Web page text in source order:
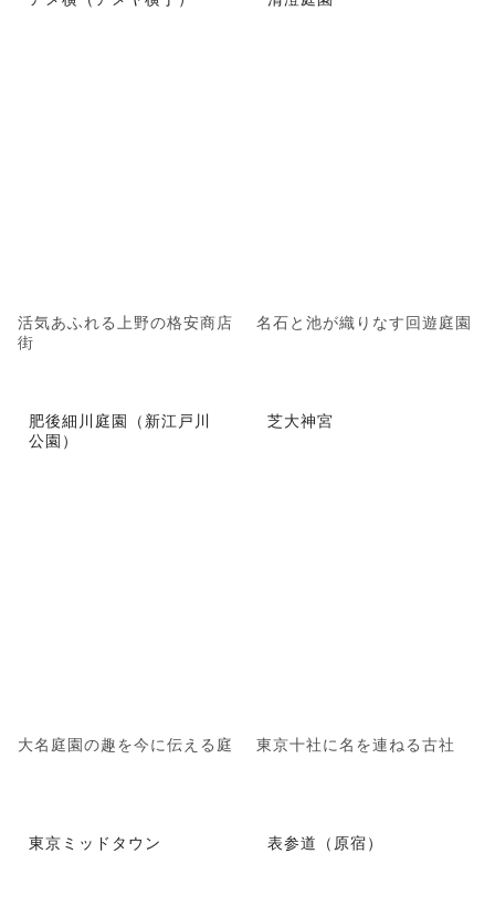
活気あふれる上野の格安商店
街
名石と池が織りなす回遊庭園
肥後細川庭園（新江戸川
公園）
大名庭園の趣を今に伝える庭
芝大神宮
東京十社に名を連ねる古社
東京ミッドタウン 表参道（原宿）